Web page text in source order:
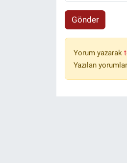
Gönder
Yorum yazarak
Yazılan